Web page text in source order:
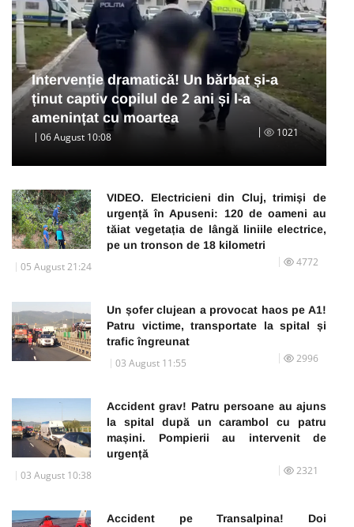
Intervenție dramatică! Un bărbat și-a
ținut captiv copilul de 2 ani și l-a
amenințat cu moartea
06 August 10:08 1021
VIDEO. Electricieni din Cluj, trimiși de
urgență în Apuseni: 120 de oameni au
tăiat vegetația de lângă liniile electrice,
pe un tronson de 18 kilometri
05 August 21:24 4772
Un șofer clujean a provocat haos pe A1!
Patru victime, transportate la spital și
trafic îngreunat
03 August 11:55 2996
Accident grav! Patru persoane au ajuns
la spital după un carambol cu patru
mașini. Pompierii au intervenit de
urgență
03 August 10:38 2321
Accident pe Transalpina! Doi